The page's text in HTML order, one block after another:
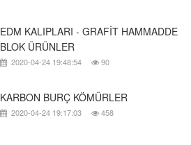
EDM KALIPLARI - GRAFİT HAMMADDE
BLOK ÜRÜNLER
2020-04-24 19:48:54 90
KARBON BURÇ KÖMÜRLER
2020-04-24 19:17:03 458